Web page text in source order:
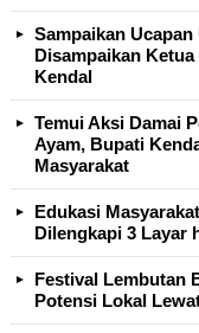
Sampaikan
Disampaikan
Kendal
Temui Aksi Damai
Ayam, Bupati
Masyarakat
Edukasi
Dilengkapi 3 Layar
Festival Lembutan
Potensi Lokal